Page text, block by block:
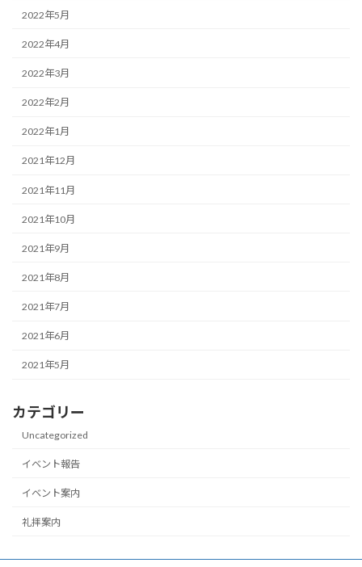
2022年5月
2022年4月
2022年3月
2022年2月
2022年1月
2021年12月
2021年11月
2021年10月
2021年9月
2021年8月
2021年7月
2021年6月
2021年5月
カテゴリー
Uncategorized
イベント報告
イベント案内
礼拝案内